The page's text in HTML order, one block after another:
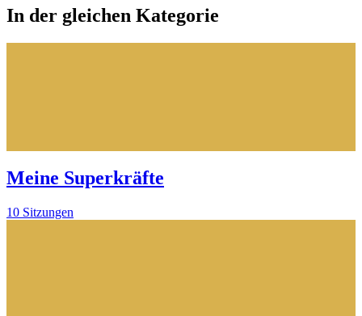
In der gleichen Kategorie
Meine Superkräfte
10 Sitzungen